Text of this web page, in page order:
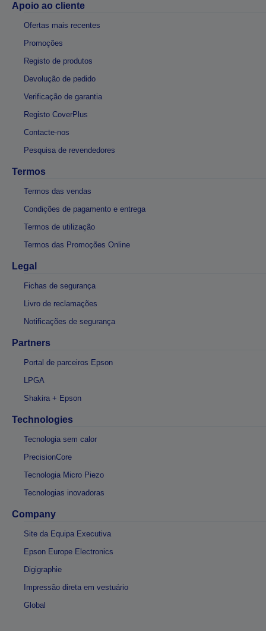
Apoio ao cliente
Ofertas mais recentes
Promoções
Registo de produtos
Devolução de pedido
Verificação de garantia
Registo CoverPlus
Contacte-nos
Pesquisa de revendedores
Termos
Termos das vendas
Condições de pagamento e entrega
Termos de utilização
Termos das Promoções Online
Legal
Fichas de segurança
Livro de reclamações
Notificações de segurança
Partners
Portal de parceiros Epson
LPGA
Shakira + Epson
Technologies
Tecnologia sem calor
PrecisionCore
Tecnologia Micro Piezo
Tecnologias inovadoras
Company
Site da Equipa Executiva
Epson Europe Electronics
Digigraphie
Impressão direta em vestuário
Global